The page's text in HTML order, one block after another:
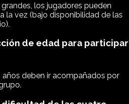
los jugadores pueden
la vez (bajo disponibilidad de las
de edad para
años deben ir acompañados por